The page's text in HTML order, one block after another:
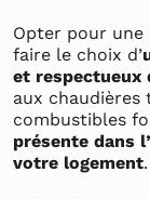
Opter pour une
faire le choix d’
et respectueux
aux
combustibles
présente dans
votre logement